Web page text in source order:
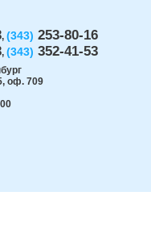
, (343) 253-80-16
, (343) 352-41-53
оф. 709